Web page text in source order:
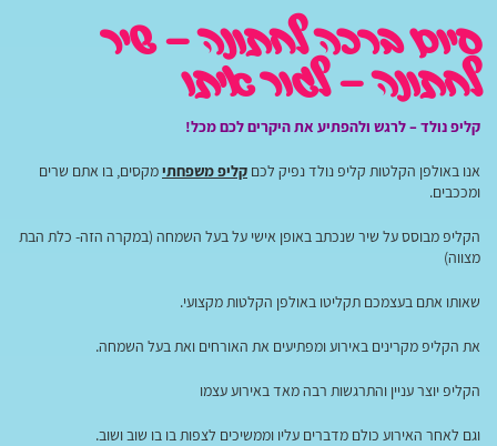
סיום ברכה לחתונה – שיר
לחתונה – לגור איתו
קליפ נולד – לרגש ולהפתיע את היקרים לכם מכל!
אנו באולפן הקלטות קליפ נולד נפיק לכם קליפ משפחתימקסים, בו אתם שרים
ומככבים.
הקליפ מבוסס על שיר שנכתב באופן אישי על בעל השמחה (במקרה הזה- כלת הבת
מצווה)
שאותו אתם בעצמכם תקליטו באולפן הקלטות מקצועי.
את הקליפ מקרינים באירוע ומפתיעים את האורחים ואת בעל השמחה.
הקליפ יוצר עניין והתרגשות רבה מאד באירוע עצמו
וגם לאחר האירוע כולם מדברים עליו וממשיכים לצפות בו בו שוב ושוב.